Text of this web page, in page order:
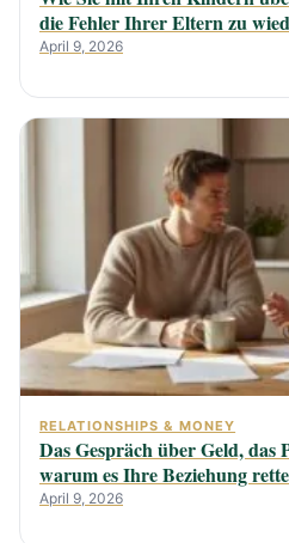
die Fehler Ihrer Eltern zu
April 9, 2026
RELATIONSHIPS & MONEY
Das Gespräch über Geld, das
warum es Ihre Beziehung
April 9, 2026